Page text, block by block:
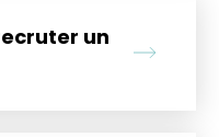
un